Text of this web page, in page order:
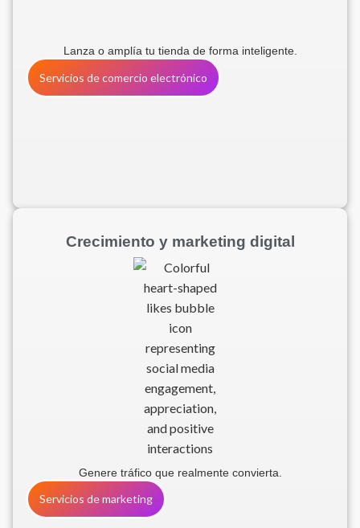
Lanza o amplía tu tienda de forma inteligente.
Servicios de comercio electrónico
Crecimiento y marketing digital
Genere tráfico que realmente convierta.
Servicios de marketing